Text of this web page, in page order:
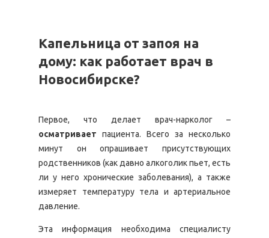
Капельница от запоя на
дому: как работает врач в
Новосибирске?
Первое, что делает врач-нарколог –
осматривает пациента. Всего за несколько
минут он опрашивает присутствующих
родственников (как давно алкоголик пьет, есть
ли у него хронические заболевания), а также
измеряет температуру тела и артериальное
давление.
Эта информация необходима специалисту